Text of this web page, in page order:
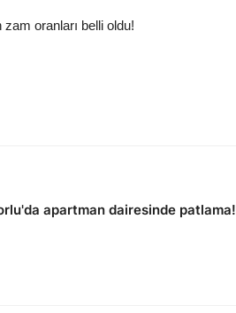
oranları belli oldu!
apartman dairesinde patlama!